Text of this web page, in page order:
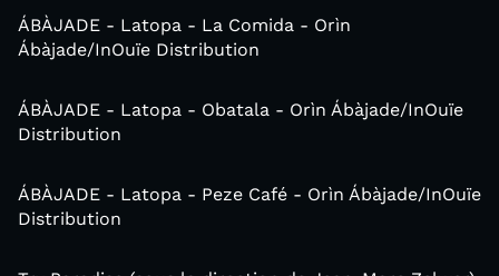
ÁBÀJADE - Latopa - La Comida - Orìn
Ábàjade/InOuïe Distribution
ÁBÀJADE - Latopa - Obatala - Orìn Ábàjade/InOuïe
Distribution
ÁBÀJADE - Latopa - Peze Café - Orìn Ábàjade/InOuïe
Distribution